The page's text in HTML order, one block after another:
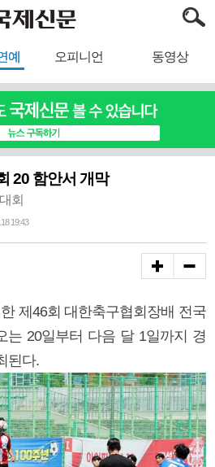
예 오피니언 동영상
20 함안서 개막
회
19:43
한 제46회 대한축구협회장배 전국
는 20일부터 다음 달 1일까지 경
된다.